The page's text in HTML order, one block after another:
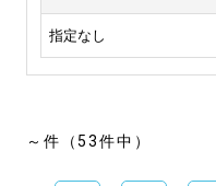
指定なし
～件（53件中）